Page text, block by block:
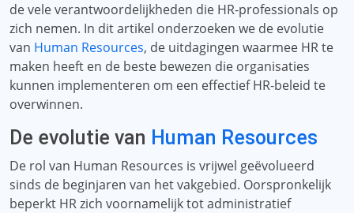
de vele verantwoordelijkheden die HR-professionals op
zich nemen. In dit artikel onderzoeken we de evolutie
van Human Resources, de uitdagingen waarmee HR te
maken heeft en de beste bewezen die organisaties
kunnen implementeren om een ​​effectief HR-beleid te
overwinnen.
De evolutie van Human Resources
De rol van Human Resources is vrijwel geëvolueerd
sinds de beginjaren van het vakgebied. Oorspronkelijk
beperkt HR zich voornamelijk tot administratief